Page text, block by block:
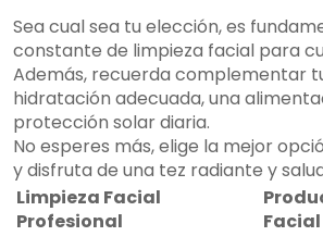
Sea cual sea tu elección, es
constante de limpieza facial para
Además, recuerda complementar
hidratación adecuada, una
protección solar diaria.
No esperes más, elige la mejor
y disfruta de una tez radiante y
Limpieza Facial
Profesional
Facial